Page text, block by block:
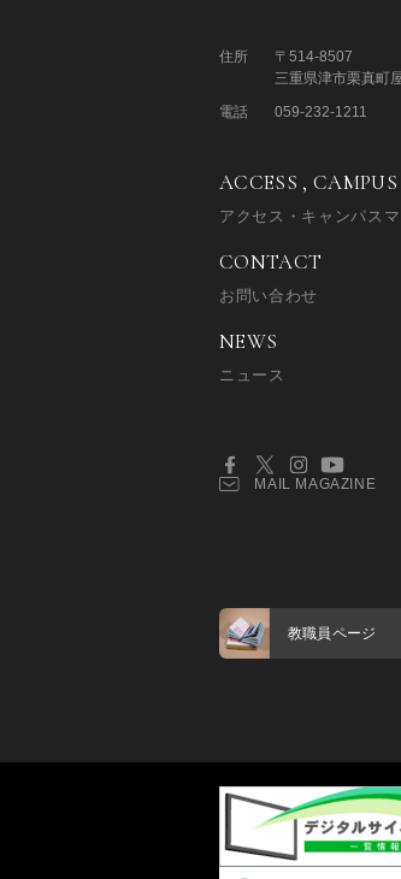
住所
〒514-8507
三重県津市栗真町
電話
059-232-1211
ACCESS ,
アクセス・キャンパス
CONTACT
お問い合わせ
NEWS
ニュース
MAIL MAGAZINE
教職員ページ